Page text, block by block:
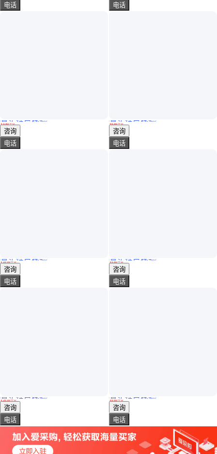
电话
振华漆业 正品保障 丙烯酸酯清漆 漆膜坚韧 定制调色
真实性已核验
￥9.80/千克
江苏无锡
咨询
电话
无机硅酸锌底漆 特种工业防腐防锈 机械桥梁钢结构适用漆
真实性已核验
￥ 18.00/千克
河南郑州
咨询
电话
氟碳漆外墙涂料 高性能防腐防锈 高耐候性氟碳金属漆
真实性已核验
￥28.00/千克
河南郑州
咨询
电话
电话
振华漆业 实力商家 环氧地坪清漆底漆 硬度、光泽度高 适用范围广
真实性已核验
￥9 .80/千克
江苏无锡
咨询
电话
振华漆业 正品保障 单组份聚氨酯清漆 耐水耐磨 证书报告齐全
真实性已核验
￥9 .80/千克
江苏无锡
咨询
电话
振华漆业 实力商家 丙烯酸酯清漆 性能全面综合 大量现货
真实性已核验
￥9.80/千克
江苏无锡
咨询
电话